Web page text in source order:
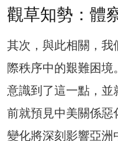
觀草知勢：體
其次，與此相關，我
際秩序中的艱難困
意識到了這一點，並
前就預見中美關係惡
變化將深刻影響亞洲